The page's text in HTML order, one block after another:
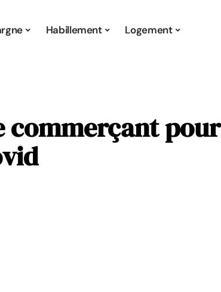
Habillement Logement
commerçant pour